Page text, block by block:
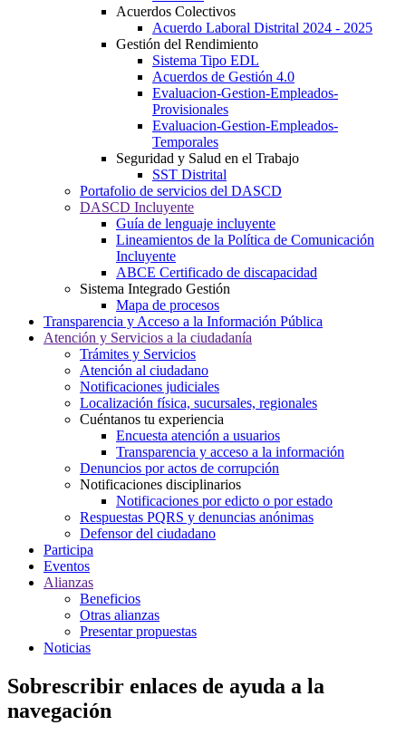
Acuerdos Colectivos
Acuerdo Laboral Distrital 2024 - 2025
Gestión del Rendimiento
Sistema Tipo EDL
Acuerdos de Gestión 4.0
Evaluacion-Gestion-Empleados-
Provisionales
Evaluacion-Gestion-Empleados-
Temporales
Seguridad y Salud en el Trabajo
SST Distrital
Portafolio de servicios del DASCD
DASCD Incluyente
Guía de lenguaje incluyente
Lineamientos de la Política de Comunicación
Incluyente
ABCE Certificado de discapacidad
Sistema Integrado Gestión
Mapa de procesos
Transparencia y Acceso a la Información Pública
Atención y Servicios a la ciudadanía
Trámites y Servicios
Atención al ciudadano
Notificaciones judiciales
Localización física, sucursales, regionales
Cuéntanos tu experiencia
Encuesta atención a usuarios
Transparencia y acceso a la información
Denuncios por actos de corrupción
Notificaciones disciplinarios
Notificaciones por edicto o por estado
Respuestas PQRS y denuncias anónimas
Defensor del ciudadano
Participa
Eventos
Alianzas
Beneficios
Otras alianzas
Presentar propuestas
Noticias
Sobrescribir enlaces de ayuda a la
navegación